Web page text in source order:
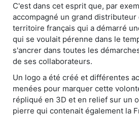
C'est dans cet esprit que, par
accompagné un grand distributeur
territoire français qui a démarré
qui se voulait pérenne dans le
s'ancrer dans toutes les
de ses collaborateurs.
Un logo a été créé et différentes
menées pour marquer cette
répliqué en 3D et en relief sur un
pierre qui contenait également la